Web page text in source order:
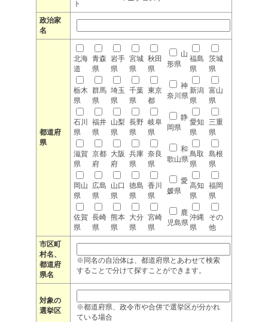
ト
政治家
名
都道府
県
北海
道
青森
県
岩手
県
宮城
県
秋田
県
山
形県
福島
県
茨城
県
栃木
県
群馬
県
埼玉
県
千葉
県
東京
都
神
奈川県
新潟
県
富山
県
石川
県
福井
県
山梨
県
長野
県
岐阜
県
静
岡県
愛知
県
三重
県
滋賀
県
京都
府
大阪
府
兵庫
県
奈良
県
和
歌山県
鳥取
県
島根
県
岡山
県
広島
県
山口
県
徳島
県
香川
県
愛
媛県
高知
県
福岡
県
佐賀
県
長崎
県
熊本
県
大分
県
宮崎
県
鹿
児島県
沖縄
県
その
他
市区町
村名、
都道府
県名
※同名の自治体は、都道府県とあわせて検索
することで分けて探すことができます。
対象の
選挙区
※都道府県、政令市や合併で選挙区が分かれ
ている場合